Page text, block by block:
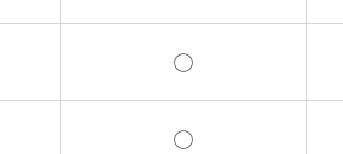
◯
◯